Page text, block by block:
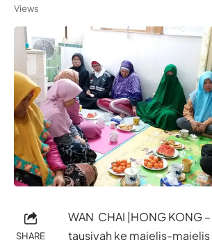
Views
SHARE
WAN CHAI |HONG KONG
tausiyah ke majelis-